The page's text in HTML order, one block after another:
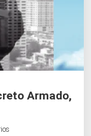
Armado,